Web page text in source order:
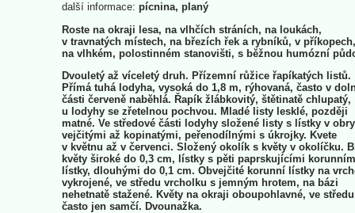
další informace: pícnina, planý
Roste na okraji lesa, na vlhčích stráních, na loukách,
v travnatých místech, na březích řek a rybníků, v příkopech,
na vlhkém, polostinném stanovišti, s běžnou humózní
Dvouletý až víceletý druh. Přízemní růžice řapíkatých listů.
Přímá tuhá lodyha, vysoká do 1,8 m, rýhovaná, často v
části červeně naběhlá. Řapík žlábkovitý, štětinatě chlupatý,
u lodyhy se zřetelnou pochvou. Mladé listy lesklé, později
matné. Ve středové části lodyhy složené listy s lístky v
vejčitými až kopinatými, peřenodílnými s úkrojky. Kvete
v květnu až v červenci. Složený okolík s květy v okolíčku.
květy široké do 0,3 cm, lístky s pěti paprskujícími
lístky, dlouhými do 0,1 cm. Obvejčité korunní lístky na
vykrojené, ve středu vrcholku s jemným hrotem, na bázi
nehetnatě stažené. Květy na okraji oboupohlavné, ve středu
často jen samčí. Dvounažka.